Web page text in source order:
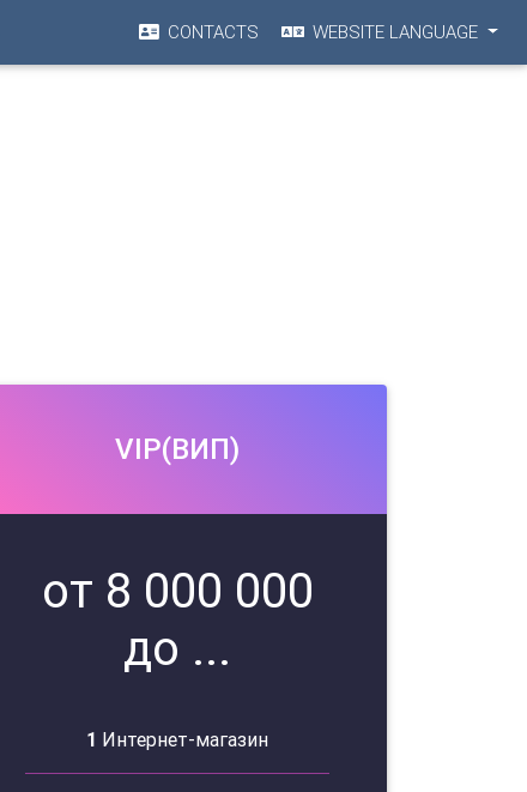
CONTACTS WEBSITE LANGUAGE
VIP(ВИП)
от 8 000 000
до ...
1 Интернет-магазин